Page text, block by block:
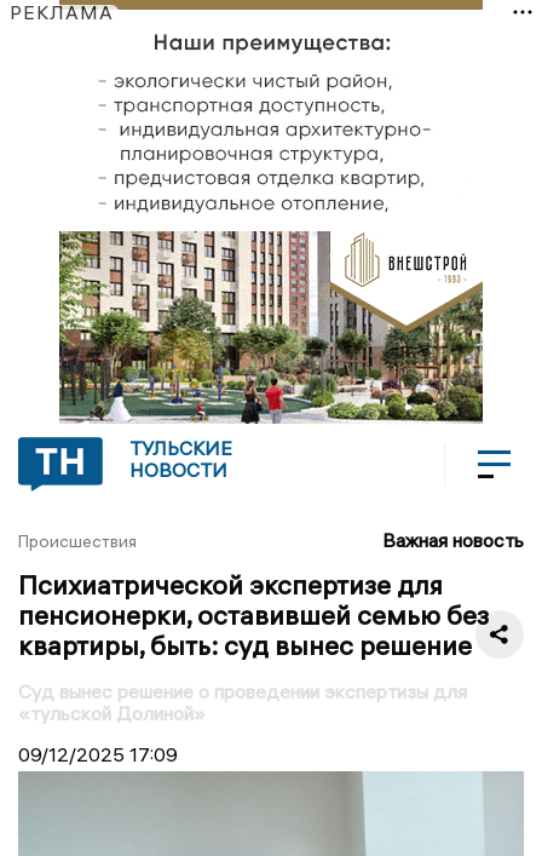
РЕКЛАМА
ТУЛЬСКИЕ
НОВОСТИ
Происшествия Важная новость
Психиатрической экспертизе для
пенсионерки, оставившей семью без
квартиры, быть: суд вынес решение
Суд вынес решение о проведении экспертизы для
«тульской Долиной»
09/12/2025 17:09